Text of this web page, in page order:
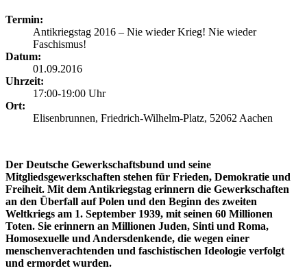
Termin:
Antikriegstag 2016 – Nie wieder Krieg! Nie wieder
Faschismus!
Datum:
01.09.2016
Uhrzeit:
17:00-19:00 Uhr
Ort:
Elisenbrunnen, Friedrich-Wilhelm-Platz, 52062 Aachen
Der Deutsche Gewerkschaftsbund und seine
Mitgliedsgewerkschaften stehen für Frieden, Demokratie und
Freiheit. Mit dem Antikriegstag erinnern die Gewerkschaften
an den Überfall auf Polen und den Beginn des zweiten
Weltkriegs am 1. September 1939, mit seinen 60 Millionen
Toten. Sie erinnern an Millionen Juden, Sinti und Roma,
Homosexuelle und Andersdenkende, die wegen einer
menschenverachtenden und faschistischen Ideologie verfolgt
und ermordet wurden.